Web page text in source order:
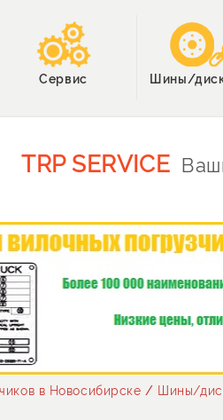
Сервис Шины/
TRP SERVICE
в Новосибирске / Шины/